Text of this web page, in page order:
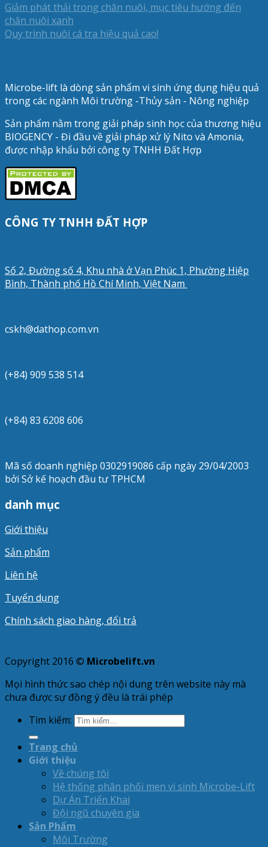
Giảm phát thải trong chăn nuôi, mục tiêu hướng đến
chăn nuôi xanh
Quy trình nuôi cá tra hiệu quả cao!
Microbe-lift là dòng sản phẩm vi sinh ứng dụng hiệu quả
trong các ngành Môi trường -Thủy sản - Nông nghiệp
Sản phẩm nằm trong giải pháp sinh học của thương hiệu
BIOGENCY - Đi đầu về giải pháp xử lý Nito và Amonia,
được nhập khẩu bởi công ty TNHH Đất Hợp
CÔNG TY TNHH ĐẤT HỢP
Số 2, Đường số 4, Khu nhà ở Vạn Phúc 1, Phường Hiệp
Bình, Thành phố Hồ Chí Minh, Việt Nam
cskh@dathop.com.vn
(+84) 909 538 514
(+84) 83 6208 606
Mã số doanh nghiệp 0302919086 cấp ngày 29/04/2003
bởi Sở kế hoạch đầu tư TPHCM
danh mục
Giới thiệu
Sản phẩm
Liên hệ
Tuyển dụng
Chính sách giao hàng, đổi trả
Copyright 2016 © Microbelift.vn
Mọi hình thức sao chép nội dung trên website này mà
chưa được sự đồng ý đều là trái phép
Tìm kiếm:
Trang chủ
Giới thiệu
Về chúng tôi
Hệ thống phân phối men vi sinh Microbe-Lift
Dự Án Triển Khai
Đội ngũ chuyên gia
Sản Phẩm
Môi Trường